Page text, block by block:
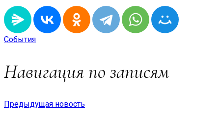
События
Навигация по записям
Предыдущая новость